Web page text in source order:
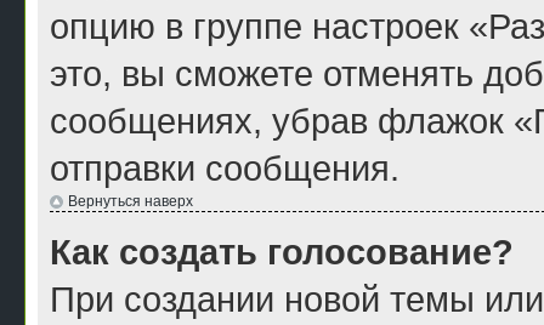
опцию в группе настроек
это, вы сможете отменять
сообщениях, убрав флажок
отправки сообщения.
Вернуться наверх
Как создать голосование?
При создании новой темы